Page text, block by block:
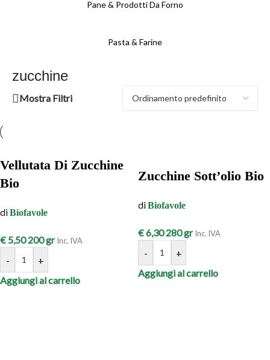
Pane & Prodotti Da Forno
Pasta & Farine
zucchine
Mostra Filtri
Vellutata Di Zucchine
Bio
diBiofavole
€5,50 200 gr Inc. IVA
-
+
Aggiungi al carrello
Zucchine Sott’olio Bio
diBiofavole
€6,30 280 gr Inc. IVA
-
+
Aggiungi al carrello